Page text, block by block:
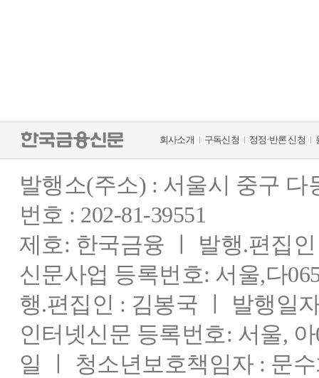
회사소개 구독신청 정정·반론 신청
발행소(주소) : 서울시 중구
번호 : 202-81-39551
제호: 한국금융 ㅣ 발행.편집
신문사업 등록번호: 서울,다
행.편집인 : 김봉국 ㅣ 발행일
인터넷신문 등록번호: 서울,
일 ㅣ 청소년보호책임자 : 문